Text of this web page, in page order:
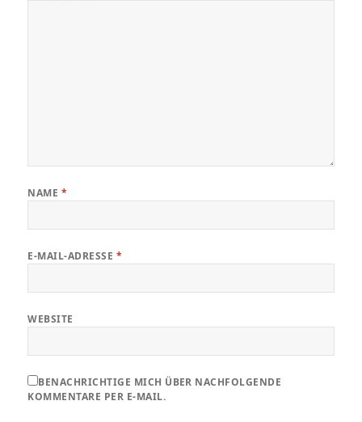
NAME *
E-MAIL-ADRESSE *
WEBSITE
BENACHRICHTIGE MICH ÜBER NACHFOLGENDE
KOMMENTARE PER E-MAIL.